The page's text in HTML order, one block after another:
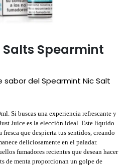
Spearmint
del Spearmint Nic Salt
Si buscas una experiencia refrescante y
Juice es la elección ideal. Este líquido
que despierta tus sentidos, creando
deliciosamente en el paladar.
fumadores recientes que desean hacer
de menta proporcionan un golpe de